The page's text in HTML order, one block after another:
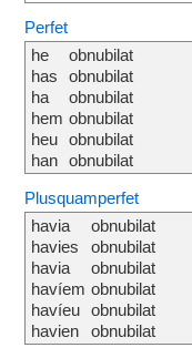
Perfet
he
has
ha
hem
heu
han
obnubilat
obnubilat
obnubilat
obnubilat
obnubilat
obnubilat
Plusquamperfet
havia
havies
havia
havíem
havíeu
havien
obnubilat
obnubilat
obnubilat
obnubilat
obnubilat
obnubilat